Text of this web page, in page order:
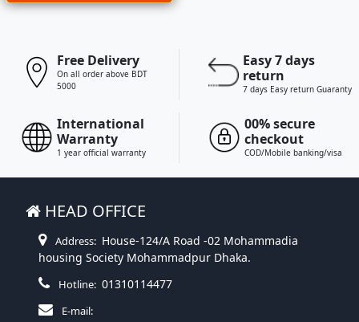
Free Delivery
On all order above BDT
5000
Easy 7 days
return
7 days Easy return Guaranty
International
Warranty
1 year official warranty
00% secure
checkout
COD/Mobile banking/visa
HEAD OFFICE
Address: House-124/A Road -02 Mohammadia
housing Society Mohammadpur Dhaka.
Hotline: 01310114477
E-mail: